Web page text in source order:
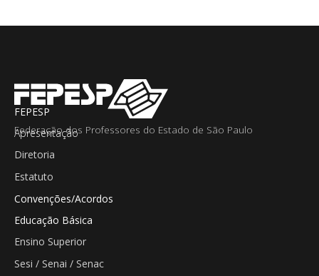
Federação dos Professores do Estado de São Paulo
FEPESP
Apresentação
Diretoria
Estatuto
Convenções/Acordos
Educação Básica
Ensino Superior
Sesi / Senai / Senac